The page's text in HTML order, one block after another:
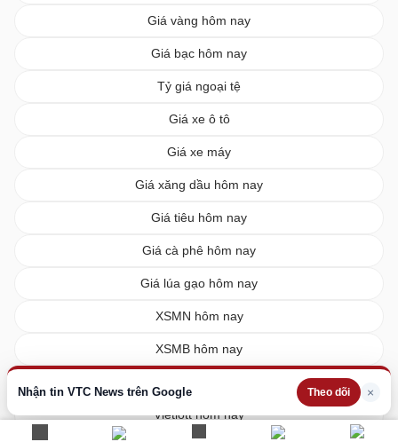
Nhận tin VTC News trên Google Theo dõi ×
Giá vàng hôm nay
Giá bạc hôm nay
Tỷ giá ngoại tệ
Giá xe ô tô
Giá xe máy
Giá xăng dầu hôm nay
Giá tiêu hôm nay
Giá cà phê hôm nay
Giá lúa gạo hôm nay
XSMN hôm nay
XSMB hôm nay
Vietlott hôm nay